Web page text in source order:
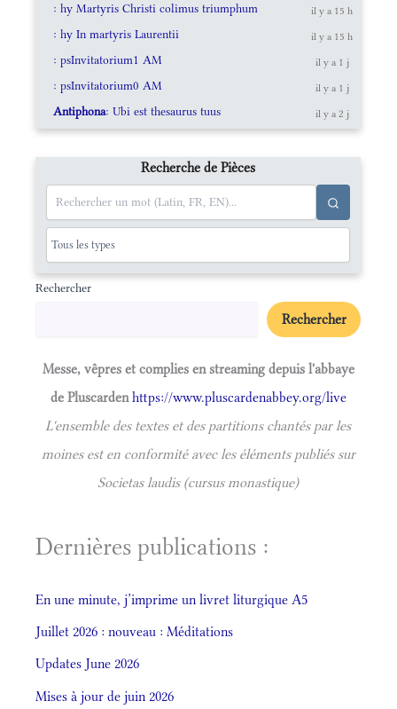
: hy Martyris Christi colimus triumphum il y a 15 h
: hy In martyris Laurentii il y a 15 h
: psInvitatorium1 AM il y a 1 j
: psInvitatorium0 AM il y a 1 j
Antiphona: Ubi est thesaurus tuus il y a 2 j
Recherche de Pièces
Rechercher
Rechercher
Messe, vêpres et complies en streaming depuis l'abbaye
de Pluscardenhttps://www.pluscardenabbey.org/live
L'ensemble des textes et des partitions chantés par les
moines est en conformité avec les éléments publiés sur
Societas laudis (cursus monastique)
Dernières publications :
En une minute, j’imprime un livret liturgique A5
Juillet 2026 : nouveau : Méditations
Updates June 2026
Mises à jour de juin 2026